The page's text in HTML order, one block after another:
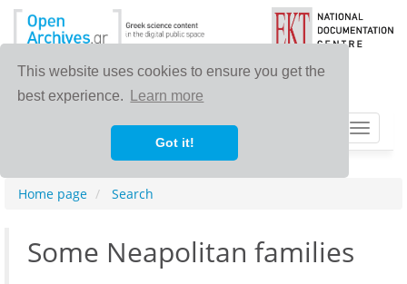
This website uses cookies to ensure you get the
best experience.
Learn more
Got it!
Toggle
Home page Search
Some Neapolitan families